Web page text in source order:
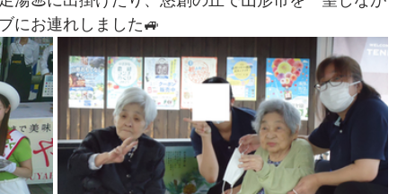
にお連れしました🚙